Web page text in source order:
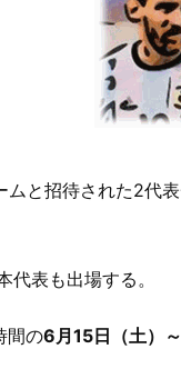
ムと招待された2代
代表も出場する。
間の6月15日（土）